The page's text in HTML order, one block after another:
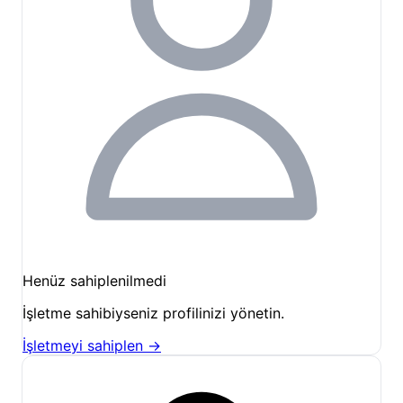
diğer aktiviteler şunlardır:
Nehrin üzerinden hızla geçerek adrenalin
Canyoneering ve Abseiling:
Kanyonun
derinliklerini keşfedin ve halatla iniş tekniklerini
deneyimleyin.
Jeep Safari ve Trekking:
Köprülü Kanyon Milli
Parkı’nın iç kısımlarına ve çevre köylere
düzenlenen turlara katılın.
turkuaz sularında serinleyin veya kano ile nehir
gezintisine çıkın.
Kanyon’un tarihi köprüleri, fotoğraf tutkunları için
Henüz sahiplenilmedi
İşletme sahibiyseniz profilinizi yönetin.
İşletmeyi sahiplen →